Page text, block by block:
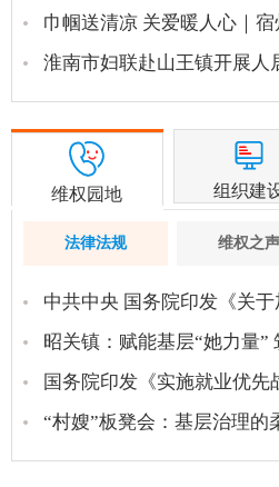
巾帼送清凉 关爱暖人心｜
淮南市妇联赴山王镇开展
维权园地 组织建
法律法规 维权之声
中共中央 国务院印发《关
昭关镇：赋能基层“她力量
国务院印发《实施就业优
“村嫂”板凳会：基层治理